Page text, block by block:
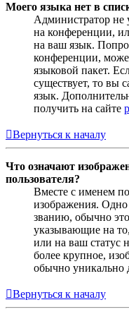
Моего языка нет в
Администратор не
на конференции,
на ваш язык.
конференции,
языковой пакет.
существует, то вы
язык.
получить на сайте
Вернуться к началу
Что означают
пользователя?
Вместе с именем
изображения.
званию, обычно
указывающие на
или на ваш статус
более крупное,
обычно уникально
Вернуться к началу